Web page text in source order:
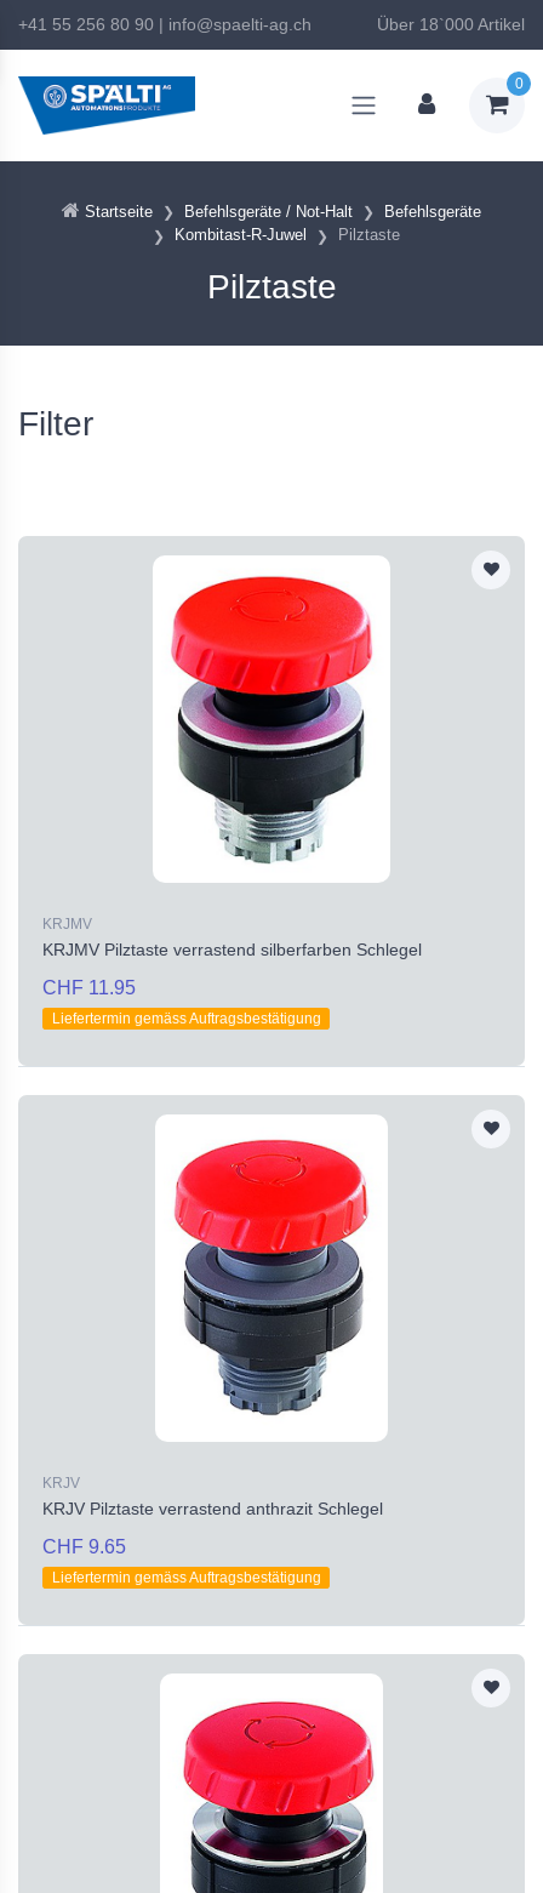
+41 55 256 80 90 | info@spaelti-ag.ch Über 18`000 Artikel
0
Startseite Befehlsgeräte / Not-Halt
Befehlsgeräte
Kombitast-R-Juwel
Pilztaste
Pilztaste
Filter
KRJMV
KRJMV Pilztaste verrastend silberfarben Schlegel
CHF 11.95
Liefertermin gemäss Auftragsbestätigung
KRJV
KRJV Pilztaste verrastend anthrazit Schlegel
CHF 9.65
Liefertermin gemäss Auftragsbestätigung